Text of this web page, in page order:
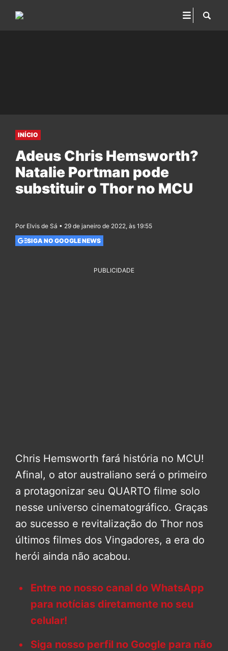
INÍCIO
Adeus Chris Hemsworth?
Natalie Portman pode
substituir o Thor no MCU
Por Elvis de Sá • 29 de janeiro de 2022, às 19:55
SIGA NO GOOGLE NEWS
PUBLICIDADE
Chris Hemsworth fará história no MCU!
Afinal, o ator australiano será o primeiro
a protagonizar seu QUARTO filme solo
nesse universo cinematográfico. Graças
ao sucesso e revitalização do Thor nos
últimos filmes dos Vingadores, a era do
herói ainda não acabou.
Entre no nosso canal do WhatsApp
para notícias diretamente no seu
celular!
Siga nosso perfil no Google para não